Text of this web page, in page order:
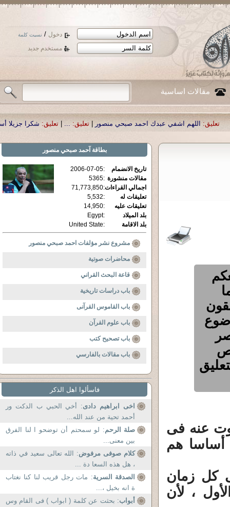
دخول / نسيت كلمة
مستخدم جديد
مقالات اساسية
عبدك احمد صبحي منصور|تعليق: ...
|تعليق: شكرا جزيلا أستاذ حمد الحمد
عنه فى
أساسا هم
كل زمان
، لأن
بطاقة آحمد صبحي منصور
تاريخ الانضمام :
2006-07-05
مقالات منشورة :
5365
اجمالي القراءات:
71,773,850
تعليقات له
:
5,532
تعليقات عليه
:
14,950
بلد الميلاد
:
Egypt
بلد الاقامة
:
United State
مشروع نشر مؤلفات احمد صبحي منصور
محاضرات صوتية
قاعة البحث القراني
باب دراسات تاريخية
باب القاموس القرآنى
باب علوم القرآن
باب تصحيح كتب
باب مقالات بالفارسي
فاسألوا اهل الذكر
اخى ابراهيم دادى: أخي الحبي ب الدكت ور
أحمد تحية من عند الله...
صلة الرحم: لو سمحتم أن توضحو ا لنا الفرق
بين معنى...
كلام صوفى مرفوض: الله تعالى سعيد في ذاته
، هل هذه السعا دة ...
الصدقة السرية: مات رجل قريب لنا كنا نغتاب
ة انه بخيل ،...
أبواب: بحثت عن كلمة ( ابواب ) فى القام وس